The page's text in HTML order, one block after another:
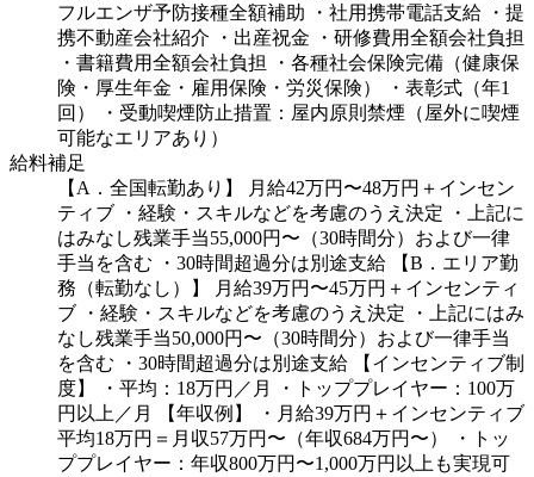
フルエンザ予防接種全額補助
・社用携帯電話支給
・提
携不動産会社紹介
・出産祝金
・研修費用全額会社負担
・書籍費用全額会社負担
・各種社会保険完備（健康保
険・厚生年金・雇用保険・労災保険）
・表彰式（年1
回）
・受動喫煙防止措置：屋内原則禁煙（屋外に喫煙
可能なエリアあり）
給料補足
【A．全国転勤あり】
月給42万円〜48万円＋インセン
ティブ
・経験・スキルなどを考慮のうえ決定
・上記に
はみなし残業手当55,000円〜（30時間分）および一律
手当を含む
・30時間超過分は別途支給
【B．エリア勤
務（転勤なし）】
月給39万円〜45万円＋インセンティ
ブ
・経験・スキルなどを考慮のうえ決定
・上記にはみ
なし残業手当50,000円〜（30時間分）および一律手当
を含む
・30時間超過分は別途支給
【インセンティブ制
度】
・平均：18万円／月
・トッププレイヤー：100万
円以上／月
【年収例】
・月給39万円＋インセンティブ
平均18万円＝月収57万円〜（年収684万円〜）
・トッ
ププレイヤー：年収800万円〜1,000万円以上も実現可